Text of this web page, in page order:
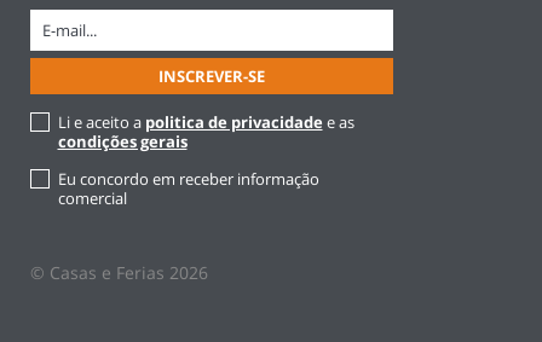
Li e aceito a politica de privacidade e as
condições gerais
Eu concordo em receber informação
comercial
© Casas e Ferias 2026